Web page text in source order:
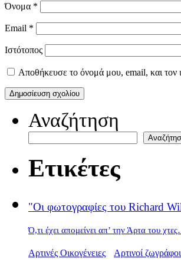
Όνομα *
Email *
Ιστότοπος
Αποθήκευσε το όνομά μου, email, και τον
Αναζήτηση
Ετικέτες
"Οι φωτογραφίες του Richard
Ό,τι έχει απομείνει απ’ την Άρτα του
Αρτινές Οικογένειες Αρτινοί